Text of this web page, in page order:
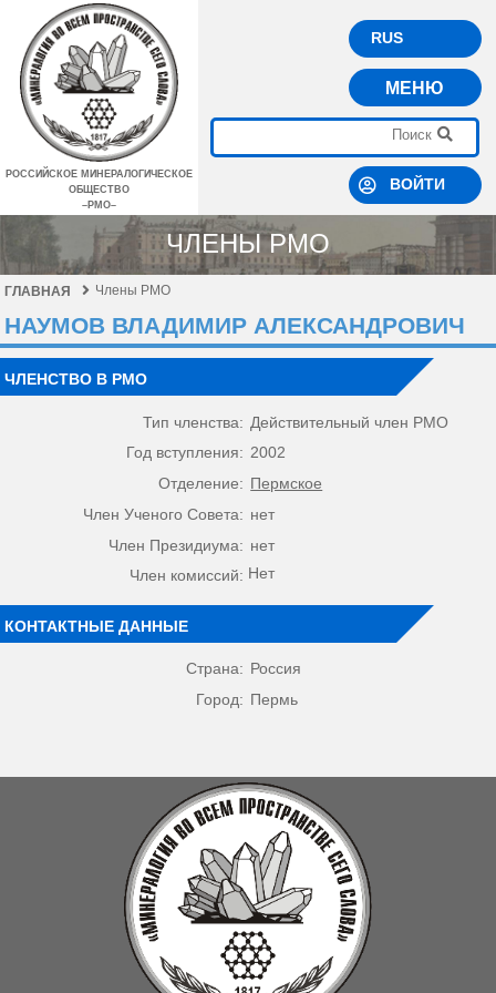
РОССИЙСКОЕ МИНЕРАЛОГИЧЕСКОЕ
ОБЩЕСТВО
–РМО–
RUS
МЕНЮ
ВОЙТИ
ЧЛЕНЫ РМО
ГЛАВНАЯ Члены РМО
НАУМОВ ВЛАДИМИР АЛЕКСАНДРОВИЧ
ЧЛЕНСТВО В РМО
Тип членства: Действительный член РМО
Год вступления: 2002
Отделение: Пермское
Член Ученого Совета: нет
Член Президиума: нет
Член комиссий: Нет
КОНТАКТНЫЕ ДАННЫЕ
Страна: Россия
Город: Пермь